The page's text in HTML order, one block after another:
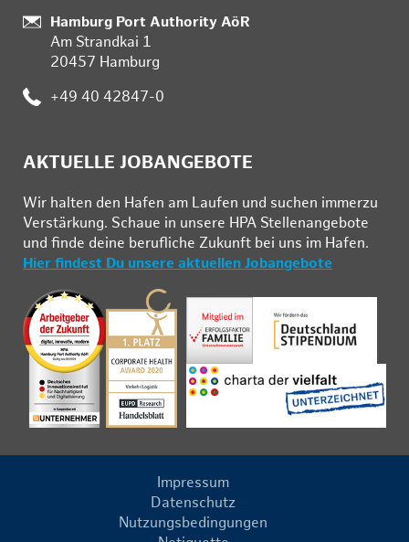
:
Hamburg Port Authority AöR
Am Strandkai 1
20457 Hamburg
: +49 40 42847-0
AKTUELLE JOBANGEBOTE
Wir hal­ten den Ha­fen am Lau­fen und su­chen im­mer­zu
Ver­stär­kung. Schau­e in un­se­re HPA Stel­len­an­ge­bo­te
und fin­de deine be­ruf­li­che Zu­kunft bei uns im Ha­fen.
Hier findest Du unsere aktuellen Jobangebote
Impressum
Datenschutz
Nutzungsbedingungen